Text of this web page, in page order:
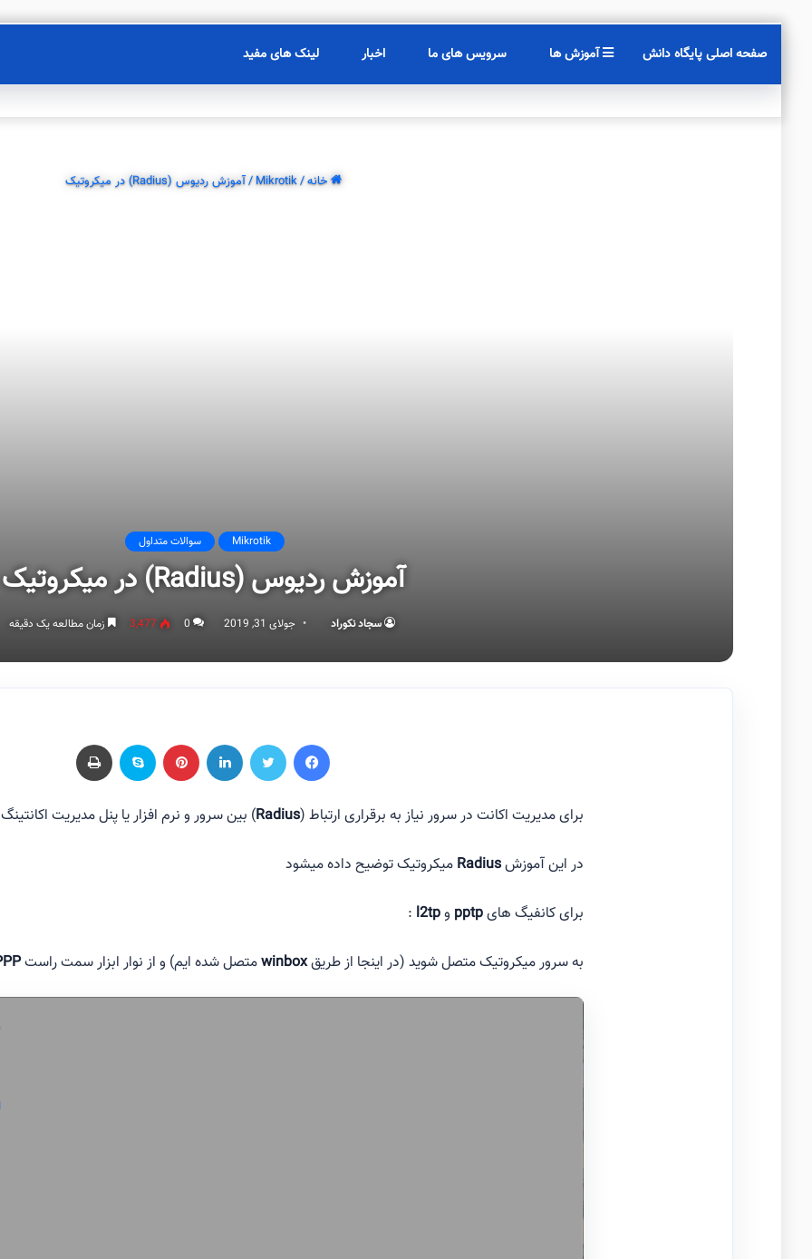
لینک های مفید اخبار سرویس های ما آموزش ها صفحه اصلی پایگاه دانش
خانه/
Mikrotik
/آموزش ردیوس (Radius) در میکروتیک
Mikrotik سوالات متداول
آموزش ردیوس (Radius) در میکروتیک
سجاد نکوراد جولای 31, 2019 0
3,477 زمان مطالعه یک دقیقه
فیسبوک توییتر لینکداین پینتریست اسکایپ چاپ
برای مدیریت اکانت در سرور نیاز به برقراری ارتباط (Radius) بین سرور و نرم افزار یا پنل مدیریت
در این آموزشRadius میکروتیک توضیح داده میشود
برای کانفیگ هایpptp وl2tp
:
به سرور میکروتیک متصل شوید (در اینجا از طریقwinboxمتصل شده ایم) و از نوار ابزار سمت راست